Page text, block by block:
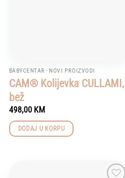
BABYCENTAR - NOVI PROIZVODI
CAM® Kolijevka CULLAMI,
bež
498,00 KM
DODAJ U KORPU